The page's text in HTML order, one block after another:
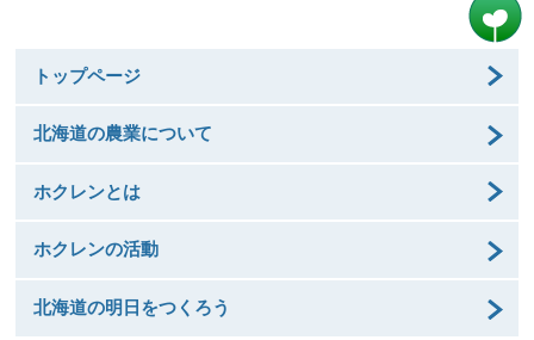
トップページ
北海道の農業について
ホクレンとは
ホクレンの活動
北海道の明日をつくろう